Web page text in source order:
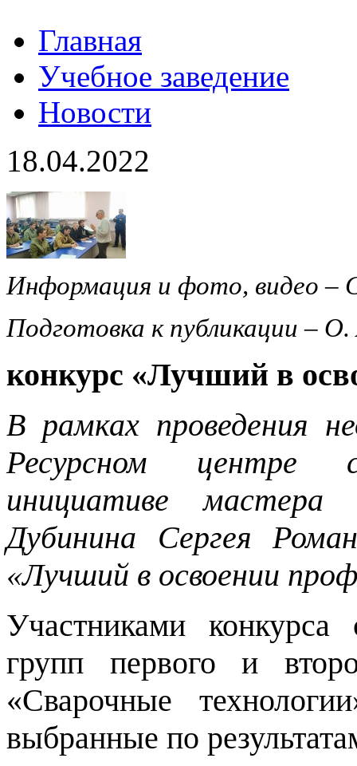
Главная
Учебное заведение
Новости
18.04.2022
Информация и фото, видео –
Подготовка к публикации –
конкурс «Лучший в
В рамках проведения
Ресурсном центре
инициативе мастера
Дубинина Сергея
«Лучший в освоении
Участниками конкурса
групп первого и
«Сварочные
выбранные по